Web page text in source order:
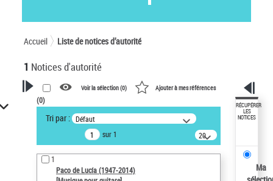
Accueil Liste de notices d’autorité
1 Notices d'autorité
VOTRE RECHERCHE
Recherche avancée dans les
notices d’autorité
Œuvres liées à l'auteur :
Paco de Lucía (1947-2014)
Voir la sélection (0) Ajouter à mes références
(0)
Tri par : Défaut
sur 1
20
résultats/page
1
Paco de Lucía (1947-2014)
RÉCUPÉRER
LES
NOTICES
Ma